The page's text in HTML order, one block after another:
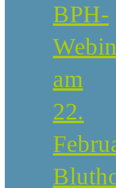
BPH-
am
22.